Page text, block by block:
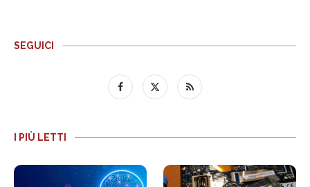
SEGUICI
I PIÙ LETTI